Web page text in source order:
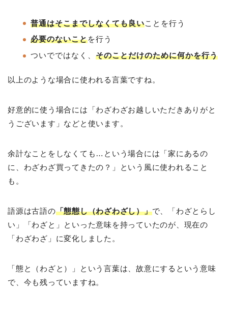
普通はそこまでしなくても良いことを行う
必要のないことを行う
ついでではなく、 そのことだけのために何かを行う
以上のような場合に使われる言葉ですね。
好意的に使う場合には「わざわざお越しいただきありがと
うございます」などと使います。
余計なことをしなくても…という場合には「家にあるの
に、わざわざ買ってきたの？」という風に使われること
も。
語源は古語の「態態し（わざわざし）」で、「わざとらし
い」「わざと」といった意味を持っていたのが、現在の
「わざわざ」に変化しました。
「態と（わざと）」という言葉は、故意にするという意味
で、今も残っていますね。